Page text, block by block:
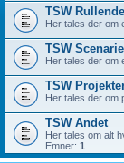
TSW
Her tales der om
TSW
Her tales der om
TSW
Her tales der om
TSW Andet
Her tales om alt
Emner: 1